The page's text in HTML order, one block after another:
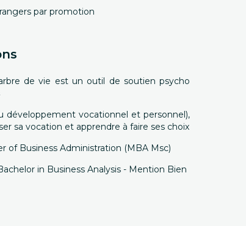
par promotion
de vie est un outil de soutien psycho
développement vocationnel et personnel),
sa vocation et apprendre à faire ses choix
of Business Administration (MBA Msc)
in Business Analysis - Mention Bien